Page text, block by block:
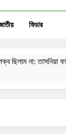
ফিচার
ফারিণ